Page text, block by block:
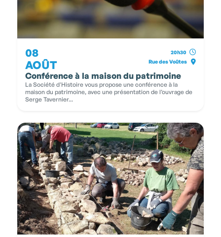
08
AOÛT
20h30
Rue des Voûtes
Conférence à la maison du patrimoine
La Société d'Histoire vous propose une conférence à la
maison du patrimoine, avec une présentation de l’ouvrage de
Serge Tavernier...